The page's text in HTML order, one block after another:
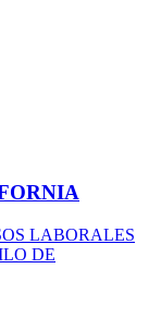
LABORALES
DE